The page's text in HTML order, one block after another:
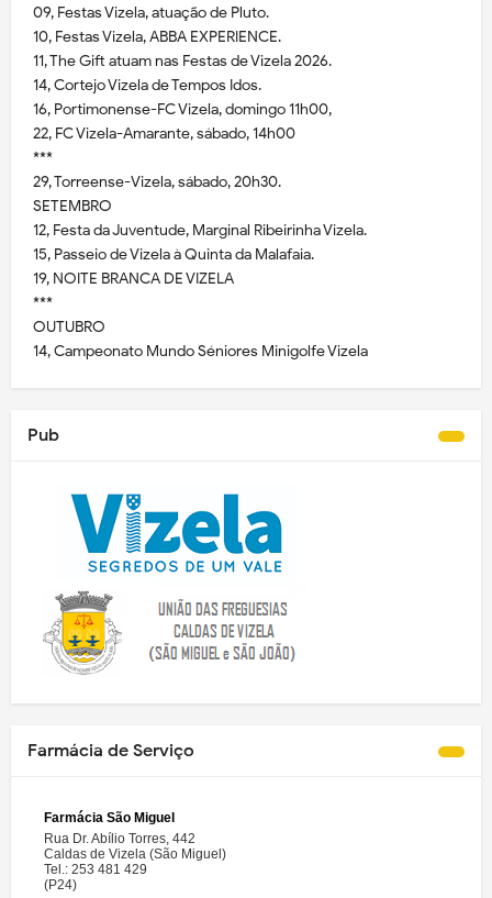
09, Festas Vizela, atuação de Pluto.
10, Festas Vizela, ABBA EXPERIENCE.
11, The Gift atuam nas Festas de Vizela 2026.
14, Cortejo Vizela de Tempos Idos.
16, Portimonense-FC Vizela, domingo 11h00,
22, FC Vizela-Amarante, sábado, 14h00
***
29, Torreense-Vizela, sábado, 20h30.
SETEMBRO
12, Festa da Juventude, Marginal Ribeirinha Vizela.
15, Passeio de Vizela à Quinta da Malafaia.
19, NOITE BRANCA DE VIZELA
***
OUTUBRO
14, Campeonato Mundo Séniores Minigolfe Vizela
Pub
Farmácia de Serviço